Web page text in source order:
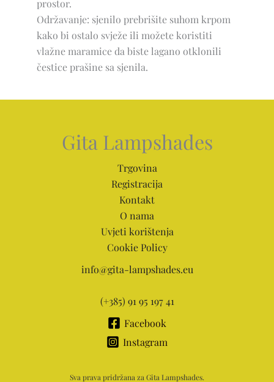
prostor.
Održavanje: sjenilo prebrišite suhom krpom
kako bi ostalo svježe ili možete koristiti
vlažne maramice da biste lagano otklonili
čestice prašine sa sjenila.
Gita Lampshades
Trgovina
Registracija
Kontakt
O nama
Uvjeti korištenja
Cookie Policy
info@gita-lampshades.eu
(+385) 91 95 197 41
Facebook
Instagram
Sva prava pridržana za Gita Lampshades.